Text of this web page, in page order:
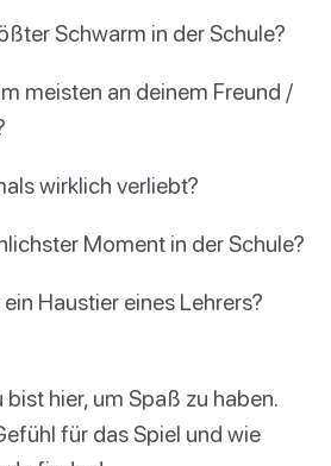
Schwarm in der Schule?
meisten an deinem Freund /
wirklich verliebt?
Moment in der Schule?
Haustier eines Lehrers?
bist hier, um Spaß zu haben.
für das Spiel und wie